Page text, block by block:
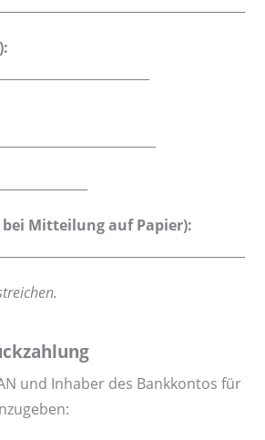
Mitteilung auf Papier):
und Inhaber des Bankkontos für